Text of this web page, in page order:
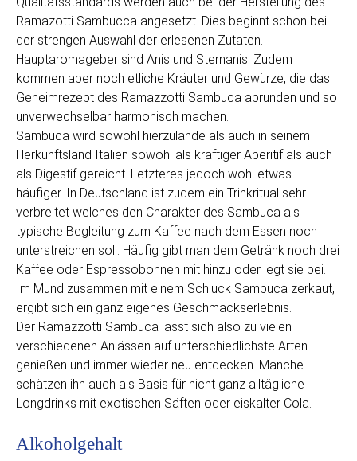
Ramazotti Sambucca angesetzt. Dies beginnt schon bei
der strengen Auswahl der erlesenen Zutaten.
Hauptaromageber sind Anis und Sternanis. Zudem
kommen aber noch etliche Kräuter und Gewürze, die das
Geheimrezept des Ramazzotti Sambuca abrunden und so
unverwechselbar harmonisch machen.
Sambuca wird sowohl hierzulande als auch in seinem
Herkunftsland Italien sowohl als kräftiger Aperitif als auch
als Digestif gereicht. Letzteres jedoch wohl etwas
häufiger. In Deutschland ist zudem ein Trinkritual sehr
verbreitet welches den Charakter des Sambuca als
typische Begleitung zum Kaffee nach dem Essen noch
unterstreichen soll. Häufig gibt man dem Getränk noch drei
Kaffee oder Espressobohnen mit hinzu oder legt sie bei.
Im Mund zusammen mit einem Schluck Sambuca zerkaut,
ergibt sich ein ganz eigenes Geschmackserlebnis.
Der Ramazzotti Sambuca lässt sich also zu vielen
verschiedenen Anlässen auf unterschiedlichste Arten
genießen und immer wieder neu entdecken. Manche
schätzen ihn auch als Basis für nicht ganz alltägliche
Longdrinks mit exotischen Säften oder eiskalter Cola.
Alkoholgehalt